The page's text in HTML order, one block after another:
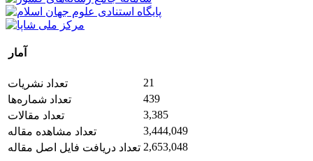
آمار
تعداد نشریات
21
تعداد شماره‌ها
439
تعداد مقالات
3,385
تعداد مشاهده مقاله
3,444,049
تعداد دریافت فایل اصل مقاله 2,653,048